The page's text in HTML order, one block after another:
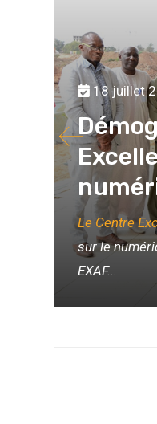
18 juillet
Le Centre
sur le
EXAF...